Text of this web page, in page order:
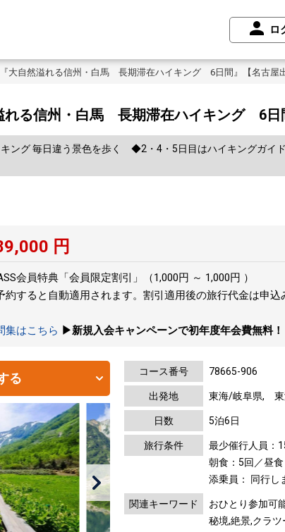
ロ
大自然溢れる信州・白馬 長期滞在ハイキング 6日間』【名古屋出
れる信州・白馬 長期滞在ハイキング 6日
キング 毎日違う景色を歩く ◆2・4・5日目はハイキング
円
会員特典「会員限定割引」（1,000円 ～ 1,000円 ）
すると自動適用されます。割引適用後の旅行代金は申
集はこちら ▶新規入会キャンペーンで初年度年会費無料！
る コース番号 78665-906
出発地 東海/岐阜県, 東
日数 5泊6日
旅行条件
最少催行人員：
朝食：5回／昼
添乗員： 同行し
関連キーワード
おひとり参加可
秘境,絶景,クラ